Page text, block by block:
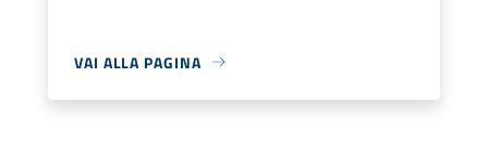
VAI ALLA PAGINA